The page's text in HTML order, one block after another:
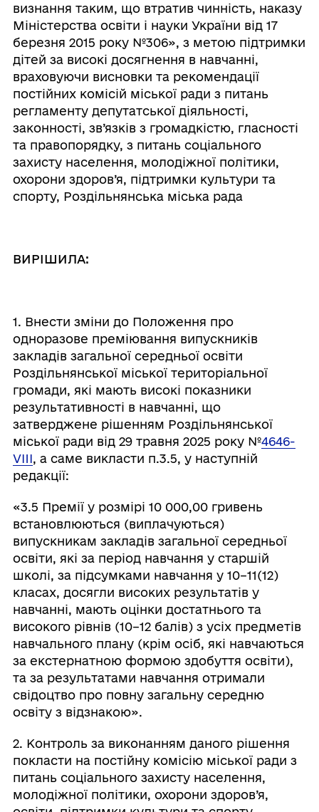
визнання таким, що втратив чинність, наказу
Міністерства освіти і науки України від 17
березня 2015 року №306», з метою підтримки
дітей за високі досягнення в навчанні,
враховуючи висновки та рекомендації
постійних комісій міської ради з питань
регламенту депутатської діяльності,
законності, зв’язків з громадкістю, гласності
та правопорядку, з питань соціального
захисту населення, молодіжної політики,
охорони здоров’я, підтримки культури та
спорту, Роздільнянська міська рада
ВИРІШИЛА:
1. Внести зміни до Положення про
одноразове преміювання випускників
закладів загальної середньої освіти
Роздільнянської міської територіальної
громади, які мають високі показники
результативності в навчанні, що
затверджене рішенням Роздільнянської
міської ради від 29 травня 2025 року №4646-
VIII, а саме викласти п.3.5, у наступній
редакції:
«3.5 Премії у розмірі 10 000,00 гривень
встановлюються (виплачуються)
випускникам закладів загальної середньої
освіти, які за період навчання у старшій
школі, за підсумками навчання у 10–11(12)
класах, досягли високих результатів у
навчанні, мають оцінки достатнього та
високого рівнів (10–12 балів) з усіх предметів
навчального плану (крім осіб, які навчаються
за екстернатною формою здобуття освіти),
та за результатами навчання отримали
свідоцтво про повну загальну середню
освіту з відзнакою».
2. Контроль за виконанням даного рішення
покласти на постійну комісію міської ради з
питань соціального захисту населення,
молодіжної політики, охорони здоров’я,